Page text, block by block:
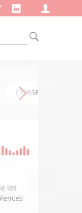
L'OBSERVATOIRE
les